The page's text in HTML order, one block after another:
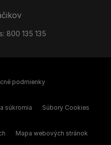
800 135 135
podmienky
súkromia Súbory Cookies
Mapa webových stránok